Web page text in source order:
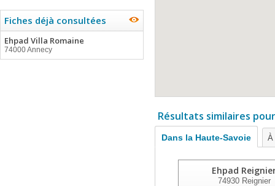
Fiches déjà consultées
Ehpad Villa Romaine
74000 Annecy
Résultats similaires
Dans la Haute-Savoie À
Ehpad
74930Reignier